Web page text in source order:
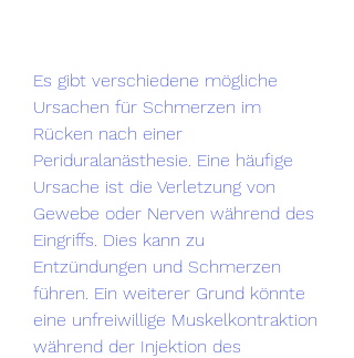
Es gibt verschiedene mögliche
Ursachen für Schmerzen im
Rücken nach einer
Periduralanästhesie. Eine häufige
Ursache ist die Verletzung von
Gewebe oder Nerven während des
Eingriffs. Dies kann zu
Entzündungen und Schmerzen
führen. Ein weiterer Grund könnte
eine unfreiwillige Muskelkontraktion
während der Injektion des